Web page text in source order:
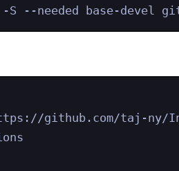
-S --needed base-devel
github.com/taj-ny/